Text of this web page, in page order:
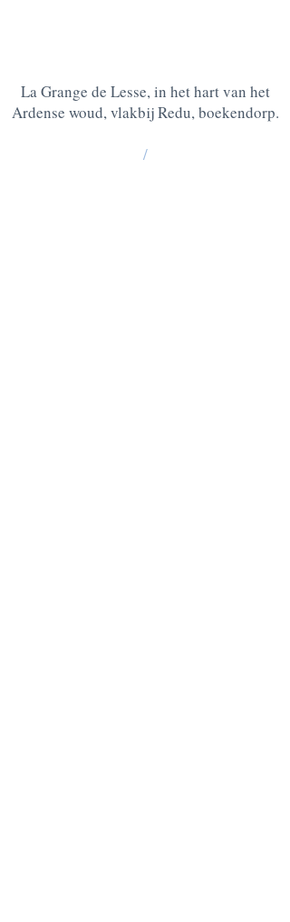
La Grange de Lesse, in het hart van het
Ardense woud, vlakbij Redu, boekendorp.
/